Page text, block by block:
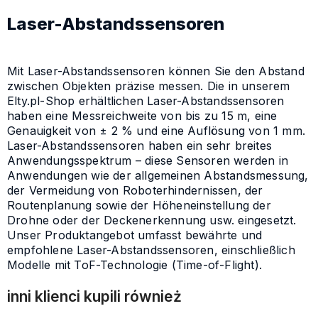
Laser-Abstandssensoren
Mit Laser-Abstandssensoren können Sie den Abstand
zwischen Objekten präzise messen. Die in unserem
Elty.pl-Shop erhältlichen Laser-Abstandssensoren
haben eine Messreichweite von bis zu 15 m, eine
Genauigkeit von ± 2 % und eine Auflösung von 1 mm.
Laser-Abstandssensoren haben ein sehr breites
Anwendungsspektrum – diese Sensoren werden in
Anwendungen wie der allgemeinen Abstandsmessung,
der Vermeidung von Roboterhindernissen, der
Routenplanung sowie der Höheneinstellung der
Drohne oder der Deckenerkennung usw. eingesetzt.
Unser Produktangebot umfasst bewährte und
empfohlene Laser-Abstandssensoren, einschließlich
Modelle mit ToF-Technologie (Time-of-Flight).
inni klienci kupili również